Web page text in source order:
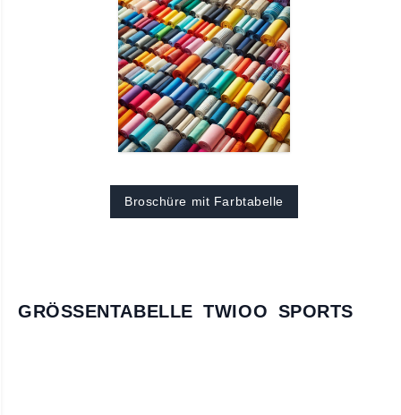
Broschüre mit Farbtabelle
GRÖSSENTABELLE TWIOO SPORTS